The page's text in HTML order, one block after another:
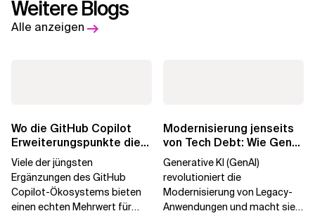
Weitere Blogs
Alle anzeigen
Wo die GitHub Copilot
Erweiterungspunkte die
Governance brechen
Viele der jüngsten
Ergänzungen des GitHub
Copilot-Ökosystems bieten
einen echten Mehrwert für
Modernisierung jenseits
von Tech Debt: Wie GenAI
die
Generative KI (GenAI)
revolutioniert die
Modernisierung von Legacy-
Anwendungen und macht sie